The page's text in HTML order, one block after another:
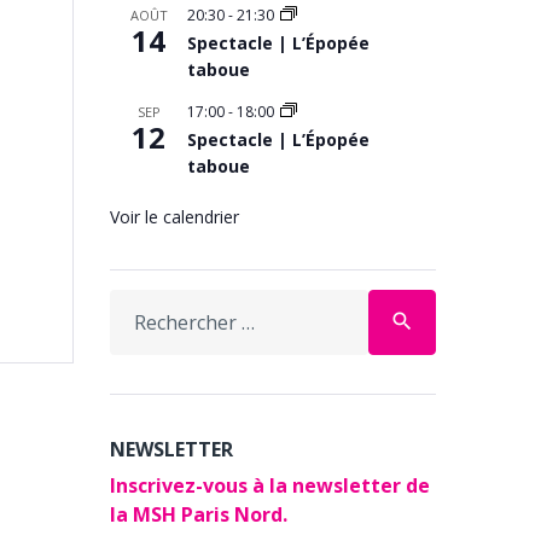
AOÛT
14
20:30-21:30
Spectacle | L’Épopée
taboue
SEP
12
17:00- 18:00
Spectacle | L’Épopée
taboue
Voir le calendrier
for:
search
NEWSLETTER
Inscrivez-vous à la newsletter de
la MSH Paris Nord.